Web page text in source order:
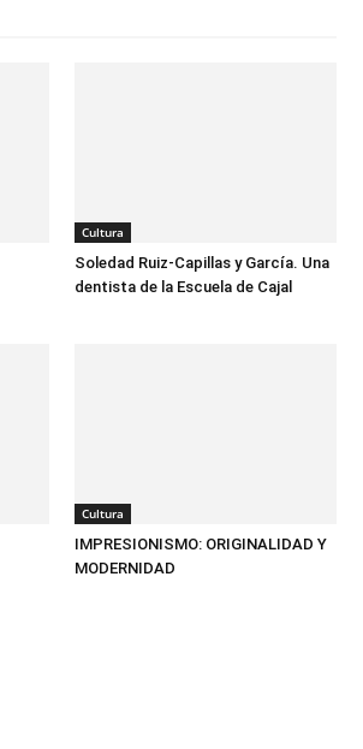
Cultura
Soledad Ruiz-Capillas y García. Una
dentista de la Escuela de Cajal
Cultura
IMPRESIONISMO: ORIGINALIDAD Y
MODERNIDAD